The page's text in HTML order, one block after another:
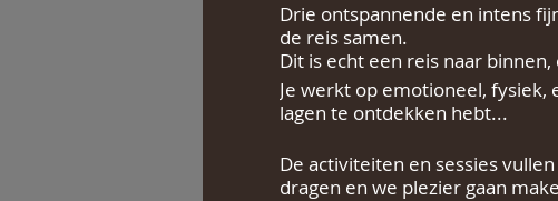
Drie ontspannende en intens
de reis samen.
Dit is echt een reis naar
Je werkt op emotioneel, fysiek,
lagen te ontdekken hebt...
De activiteiten en sessies
dragen en we plezier gaan